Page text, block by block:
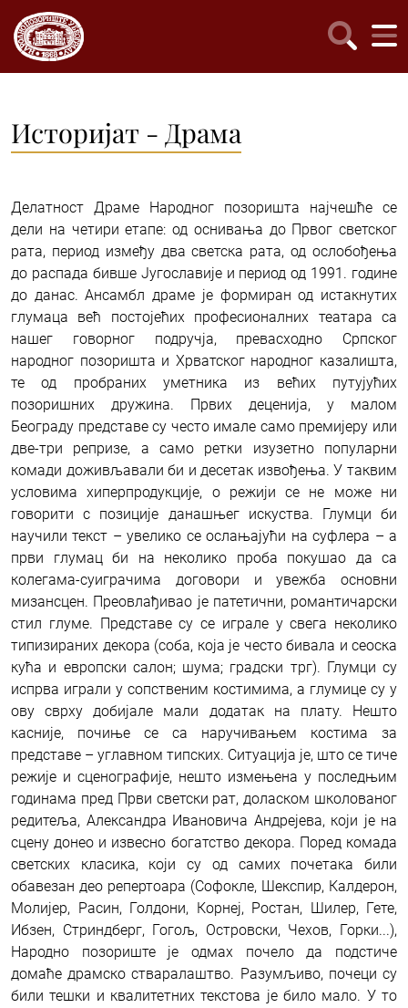
Историјат - Драма
Делатност Драме Народног позоришта најчешће се
дели на четири етапе: од оснивања до Првог светског
рата, период између два светска рата, од ослобођења
до распада бивше Југославије и период од 1991. године
до данас. Ансамбл драме је формиран од истакнутих
глумаца већ постојећих професионалних театара са
нашег говорног подручја, превасходно Српског
народног позоришта и Хрватског народног казалишта,
те од пробраних уметника из већих путујућих
позоришних дружина. Првих деценија, у малом
Београду представе су често имале само премијеру или
две-три репризе, а само ретки изузетно популарни
комади доживљавали би и десетак извођења. У таквим
условима хиперпродукције, о режији се не може ни
говорити с позиције данашњег искуства. Глумци би
научили текст – увелико се ослањајући на суфлера – а
први глумац би на неколико проба покушао да са
колегама-суиграчима договори и увежба основни
мизансцен. Преовлађивао је патетични, романтичарски
стил глуме. Представе су се играле у свега неколико
типизираних декора (соба, која је често бивала и сеоска
кућа и европски салон; шума; градски трг). Глумци су
испрва играли у сопственим костимима, а глумице су у
ову сврху добијале мали додатак на плату. Нешто
касније, почиње се са наручивањем костима за
представе – углавном типских. Ситуација је, што се тиче
режије и сценографије, нешто измењена у последњим
годинама пред Први светски рат, доласком школованог
редитеља, Александра Ивановича Андрејева, који је на
сцену донео и извесно богатство декора. Поред комада
светских класика, који су од самих почетака били
обавезан део репертоара (Софокле, Шекспир, Калдерон,
Молијер, Расин, Голдони, Корнеј, Ростан, Шилер, Гете,
Ибзен, Стриндберг, Гогољ, Островски, Чехов, Горки...),
Народно позориште је одмах почело да подстиче
домаће драмско стваралаштво. Разумљиво, почеци су
били тешки и квалитетних текстова је било мало. У то